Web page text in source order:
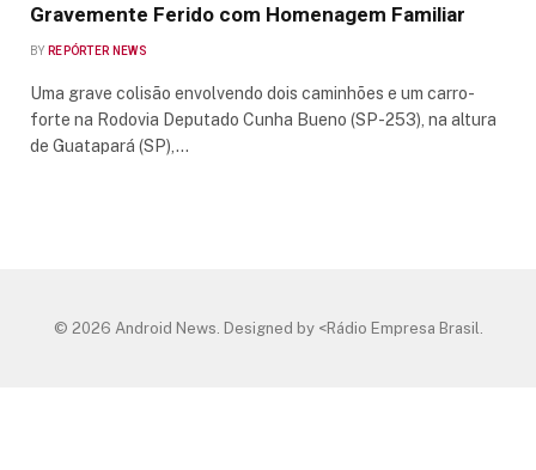
Gravemente Ferido com Homenagem Familiar
BY REPÓRTER NEWS
Uma grave colisão envolvendo dois caminhões e um carro-
forte na Rodovia Deputado Cunha Bueno (SP-253), na altura
de Guatapará (SP),…
© 2026 Android News. Designed by <Rádio Empresa Brasil.